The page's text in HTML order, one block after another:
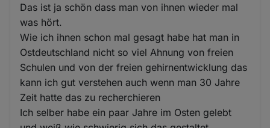
Das ist ja schön dass man von ihnen wieder mal
was hört.
Wie ich ihnen schon mal gesagt habe hat man in
Ostdeutschland nicht so viel Ahnung von freien
Schulen und von der freien gehirnentwicklung das
kann ich gut verstehen auch wenn man 30 Jahre
Zeit hatte das zu recherchieren
Ich selber habe ein paar Jahre im Osten gelebt